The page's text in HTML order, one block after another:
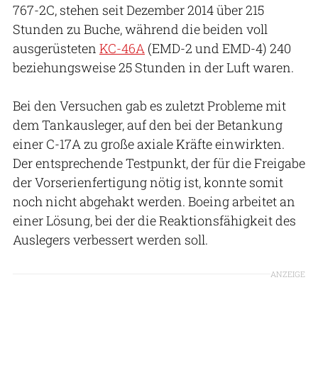
767-2C, stehen seit Dezember 2014 über 215
Stunden zu Buche, während die beiden voll
ausgerüsteten KC-46A (EMD-2 und EMD-4) 240
beziehungsweise 25 Stunden in der Luft waren.
Bei den Versuchen gab es zuletzt Probleme mit
dem Tankausleger, auf den bei der Betankung
einer C-17A zu große axiale Kräfte einwirkten.
Der entsprechende Testpunkt, der für die Freigabe
der Vorserienfertigung nötig ist, konnte somit
noch nicht abgehakt werden. Boeing arbeitet an
einer Lösung, bei der die Reaktionsfähigkeit des
Auslegers verbessert werden soll.
ANZEIGE